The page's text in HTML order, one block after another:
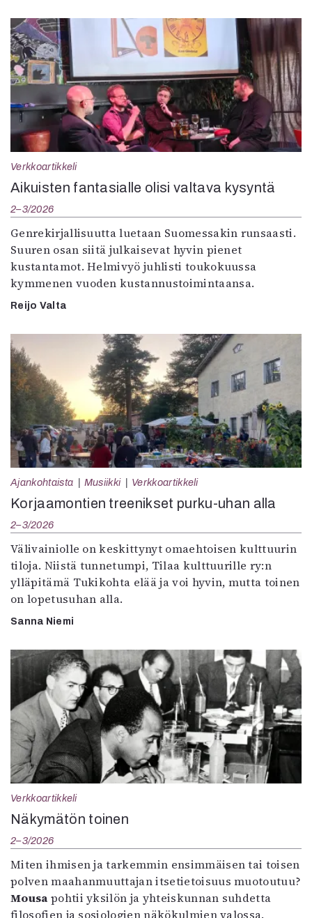
Verkkoartikkeli
Aikuisten fantasialle olisi valtava kysyntä
2–3/2026
Genrekirjallisuutta luetaan Suomessakin runsaasti.
Suuren osan siitä julkaisevat hyvin pienet
kustantamot. Helmivyö juhlisti toukokuussa
kymmenen vuoden kustannustoimintaansa.
Reijo Valta
Ajankohtaista Musiikki Verkkoartikkeli
Korjaamontien treenikset purku-uhan alla
2–3/2026
Välivainiolle on keskittynyt omaehtoisen kulttuurin
tiloja. Niistä tunnetumpi, Tilaa kulttuurille ry:n
ylläpitämä Tukikohta elää ja voi hyvin, mutta toinen
on lopetusuhan alla.
Sanna Niemi
Verkkoartikkeli
Näkymätön toinen
2–3/2026
Miten ihmisen ja tarkemmin ensimmäisen tai toisen
polven maahanmuuttajan itsetietoisuus muotoutuu?
Mousa pohtii yksilön ja yhteiskunnan suhdetta
filosofien ja sosiologien näkökulmien valossa.